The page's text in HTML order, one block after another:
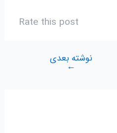
Rate this post
نوشته بعدی
←